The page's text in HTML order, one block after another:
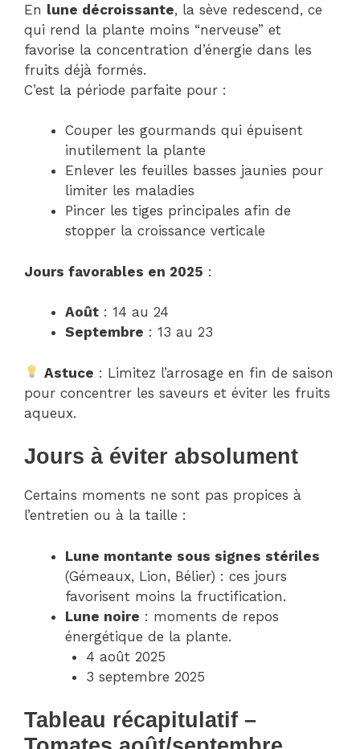
En lune décroissante, la sève redescend, ce
qui rend la plante moins “nerveuse” et
favorise la concentration d’énergie dans les
fruits déjà formés.
C’est la période parfaite pour :
Couper les gourmands qui épuisent
inutilement la plante
Enlever les feuilles basses jaunies pour
limiter les maladies
Pincer les tiges principales afin de
stopper la croissance verticale
Jours favorables en 2025 :
Août : 14 au 24
Septembre : 13 au 23
Astuce : Limitez l’arrosage en fin de saison
pour concentrer les saveurs et éviter les fruits
aqueux.
Jours à éviter absolument
Certains moments ne sont pas propices à
l’entretien ou à la taille :
Lune montante sous signes stériles
(Gémeaux, Lion, Bélier) : ces jours
favorisent moins la fructification.
Lune noire : moments de repos
énergétique de la plante.
4 août 2025
3 septembre 2025
Tableau récapitulatif –